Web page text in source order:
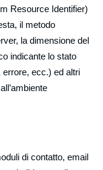
Resource Identifier)
il metodo
la dimensione del
indicante lo stato
ecc.) ed altri
di contatto, email